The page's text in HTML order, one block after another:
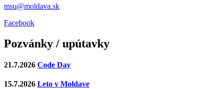
msu@moldava.sk
Facebook
Pozvánky / upútavky
21.7.2026 Code Day
15.7.2026 Leto v Moldave